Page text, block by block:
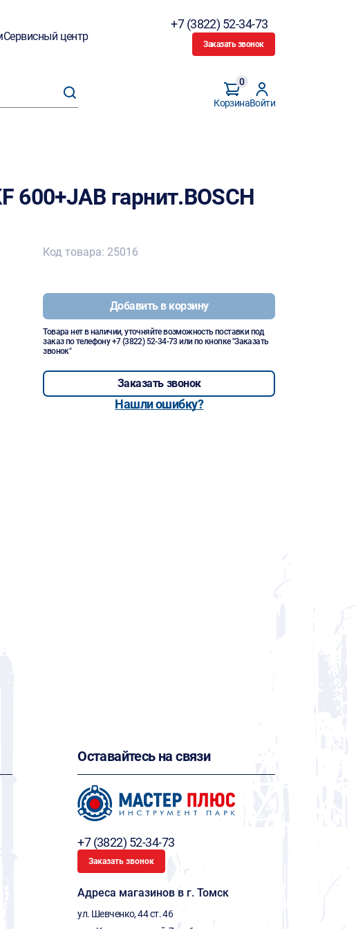
Сервисный центр
+7 (3822) 52-34-73
Заказать звонок
Корзина
0
Войти
600+JAB гарнит.BOSCH
Код товара: 25016
Добавить в корзину
Товара нет в наличии, уточняйте возможность поставки под
заказ по телефону+7 (3822) 52-34-73 или по кнопке "Заказать
звонок"
Заказать звонок
Нашли ошибку?
Оставайтесь на связи
+7 (3822) 52-34-73
Заказать звонок
Адреса магазинов в г. Томск
ул. Шевченко, 44 ст. 46